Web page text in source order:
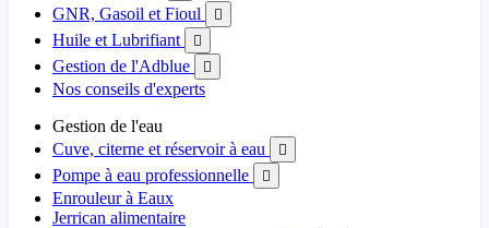
GNR, Gasoil et Fioul 
Huile et Lubrifiant 
Gestion de l'Adblue 
Nos conseils d'experts
Gestion de l'eau
Cuve, citerne et réservoir à eau

Pompe à eau professionnelle 
Enrouleur à Eaux
Jerrican alimentaire